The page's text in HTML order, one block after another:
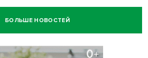
БОЛЬШЕ НОВОСТЕЙ